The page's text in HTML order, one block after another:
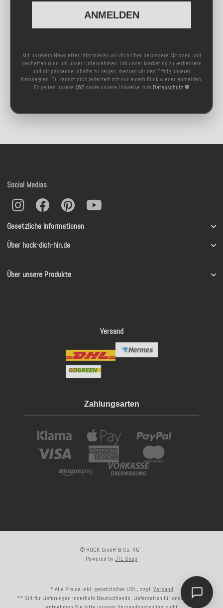
ANMELDEN
Mit unserem Newsletter informieren wir dich über besondere Aktionen und
Neuheiten rund um unser Unternehmen. Um unser Marketing zu verbessern
und dir passende Inhalte zu zeigen, messen wir den Erfolg unserer
Kampagnen. Du kannst dich jederzeit mit nur einem Klick wieder abmelden.
Es gelten unsere AGB sowie unsere Hinweise zum Datenschutz 🛡️
Gesetzliche Informationen
Über hock-dich-hin.de
Über unsere Produkte
Social Medias
Versand
Zahlungsarten
© HOCK GmbH & Co. KG
Powered byJTL-Shop
* Alle Preise inkl. gesetzlicher USt., zzgl. Versand
** Gilt für Lieferungen innerhalb Deutschlands, Lieferzeiten für andere Länder